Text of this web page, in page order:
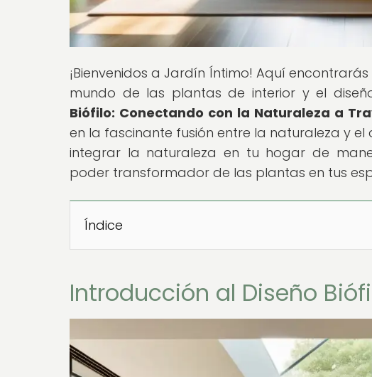
¡Bienvenidos a Jardín Íntimo! Aquí
mundo de las plantas de interior y el
Biófilo: Conectando con la Naturaleza a
en la fascinante fusión entre la naturaleza y
integrar la naturaleza en tu hogar de
poder transformador de las plantas en tus
Índice
Introducción al Diseño